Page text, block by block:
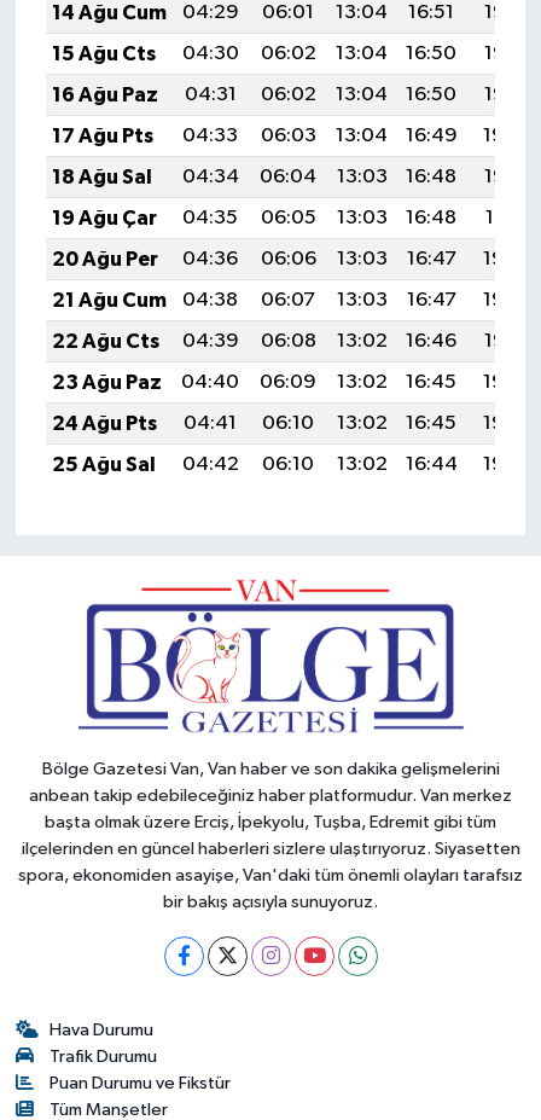
14 Ağu Cum
04:29 06:01 13:04 16:51
19:58
15 Ağu Cts
04:30 06:02 13:04 16:50
19:56
16 Ağu Paz
04:31 06:02 13:04 16:50
19:55
17 Ağu Pts
04:33 06:03 13:04 16:49
19:54
18 Ağu Sal
04:34 06:04 13:03 16:48
19:52
19 Ağu Çar
04:35 06:05 13:03 16:48
19:51
20 Ağu Per
04:36 06:06 13:03 16:47
19:50
21 Ağu Cum
04:38 06:07 13:03 16:47
19:48
22 Ağu Cts
04:39 06:08 13:02 16:46
19:47
23 Ağu Paz
04:40 06:09 13:02 16:45
19:46
24 Ağu Pts
04:41 06:10 13:02 16:45
19:44
25 Ağu Sal
04:42 06:10 13:02 16:44 19:43
Bölge Gazetesi Van, Van haber ve son dakika gelişmelerini
anbean takip edebileceğiniz haber platformudur. Van merkez
başta olmak üzere Erciş, İpekyolu, Tuşba, Edremit gibi tüm
ilçelerinden en güncel haberleri sizlere ulaştırıyoruz. Siyasetten
spora, ekonomiden asayişe, Van'daki tüm önemli olayları tarafsız
bir bakış açısıyla sunuyoruz.
Hava Durumu
Trafik Durumu
Puan Durumu ve Fikstür
Tüm Manşetler